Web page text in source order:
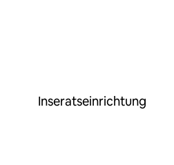
Inseratseinrichtung